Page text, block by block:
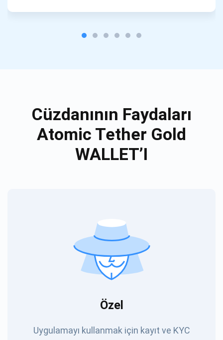
Cüzdanının Faydaları
Atomic Tether Gold
WALLET’I
Özel
Uygulamayı kullanmak için kayıt ve KYC